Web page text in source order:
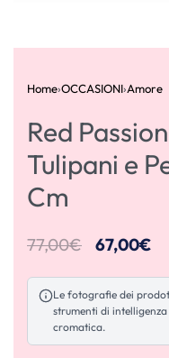
Home›OCCASIONI›Amore
Red
Tulipani e
Cm
77,00€ 67,00€
Le fotografie dei
strumenti di
cromatica.